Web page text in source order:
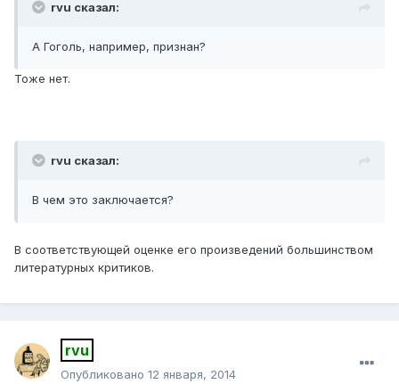
rvu сказал:
А Гоголь, например, признан?
Тоже нет.
rvu сказал:
В чем это заключается?
В соответствующей оценке его произведений большинством
литературных критиков.
rvu
Опубликовано 12 января, 2014